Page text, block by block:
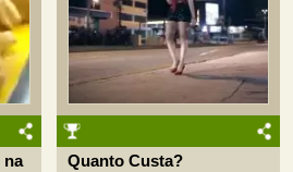
na
Quanto Custa?